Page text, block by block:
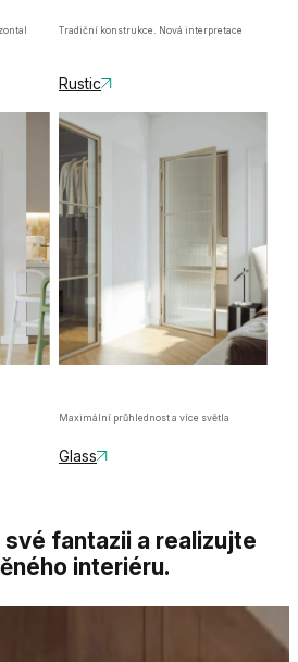
Tradiční konstrukce. Nová interpretace
Rustic
Maximální průhlednost a více světla
Glass
své fantazii a realizujte
interiéru.